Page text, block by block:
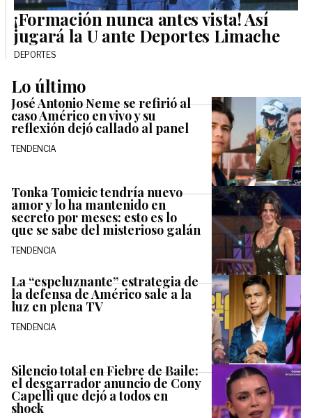
¡Formación nunca antes vista! Así
jugará la U ante Deportes Limache
DEPORTES
Lo último
José Antonio Neme se refirió al
caso Américo en vivo y su
reflexión dejó callado al panel
TENDENCIA
Tonka Tomicic tendría nuevo
amor y lo ha mantenido en
secreto por meses: esto es lo
que se sabe del misterioso galán
TENDENCIA
La “espeluznante” estrategia de
la defensa de Américo sale a la
luz en plena TV
TENDENCIA
Silencio total en Fiebre de Baile:
el desgarrador anuncio de Cony
Capelli que dejó a todos en
shock